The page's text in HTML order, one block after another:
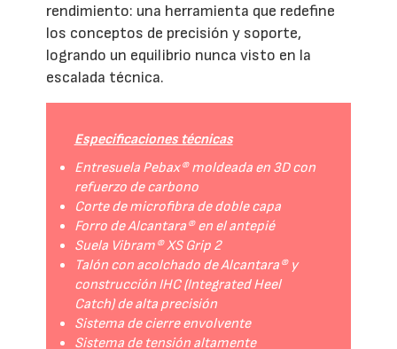
rendimiento: una herramienta que redefine
los conceptos de precisión y soporte,
logrando un equilibrio nunca visto en la
escalada técnica.
Especificaciones técnicas
Entresuela Pebax® moldeada en 3D con
refuerzo de carbono
Corte de microfibra de doble capa
Forro de Alcantara® en el antepié
Suela Vibram® XS Grip 2
Talón con acolchado de Alcantara® y
construcción IHC (Integrated Heel
Catch) de alta precisión
Sistema de cierre envolvente
Sistema de tensión altamente